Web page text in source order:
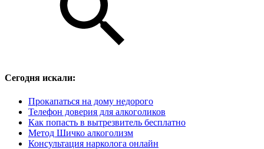
Сегодня искали:
Прокапаться на дому недорого
Телефон доверия для алкоголиков
Как попасть в вытрезвитель бесплатно
Метод Шичко алкоголизм
Консультация нарколога онлайн